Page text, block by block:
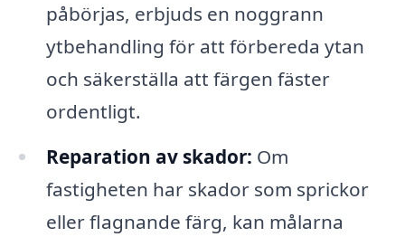
påbörjas, erbjuds en noggrann
ytbehandling för att förbereda ytan
och säkerställa att färgen fäster
ordentligt.
Reparation av skador: Om
fastigheten har skador som sprickor
eller flagnande färg, kan målarna